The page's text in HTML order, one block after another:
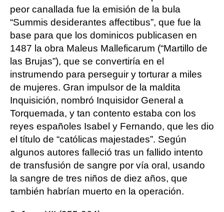
peor canallada fue la emisión de la bula
“Summis desiderantes affectibus”, que fue la
base para que los dominicos publicasen en
1487 la obra Maleus Malleficarum (“Martillo de
las Brujas”), que se convertiría en el
instrumendo para perseguir y torturar a miles
de mujeres. Gran impulsor de la maldita
Inquisición, nombró Inquisidor General a
Torquemada, y tan contento estaba con los
reyes españoles Isabel y Fernando, que les dio
el título de “católicas majestades”. Según
algunos autores falleció tras un fallido intento
de transfusión de sangre por vía oral, usando
la sangre de tres niños de diez años, que
también habrían muerto en la operación.